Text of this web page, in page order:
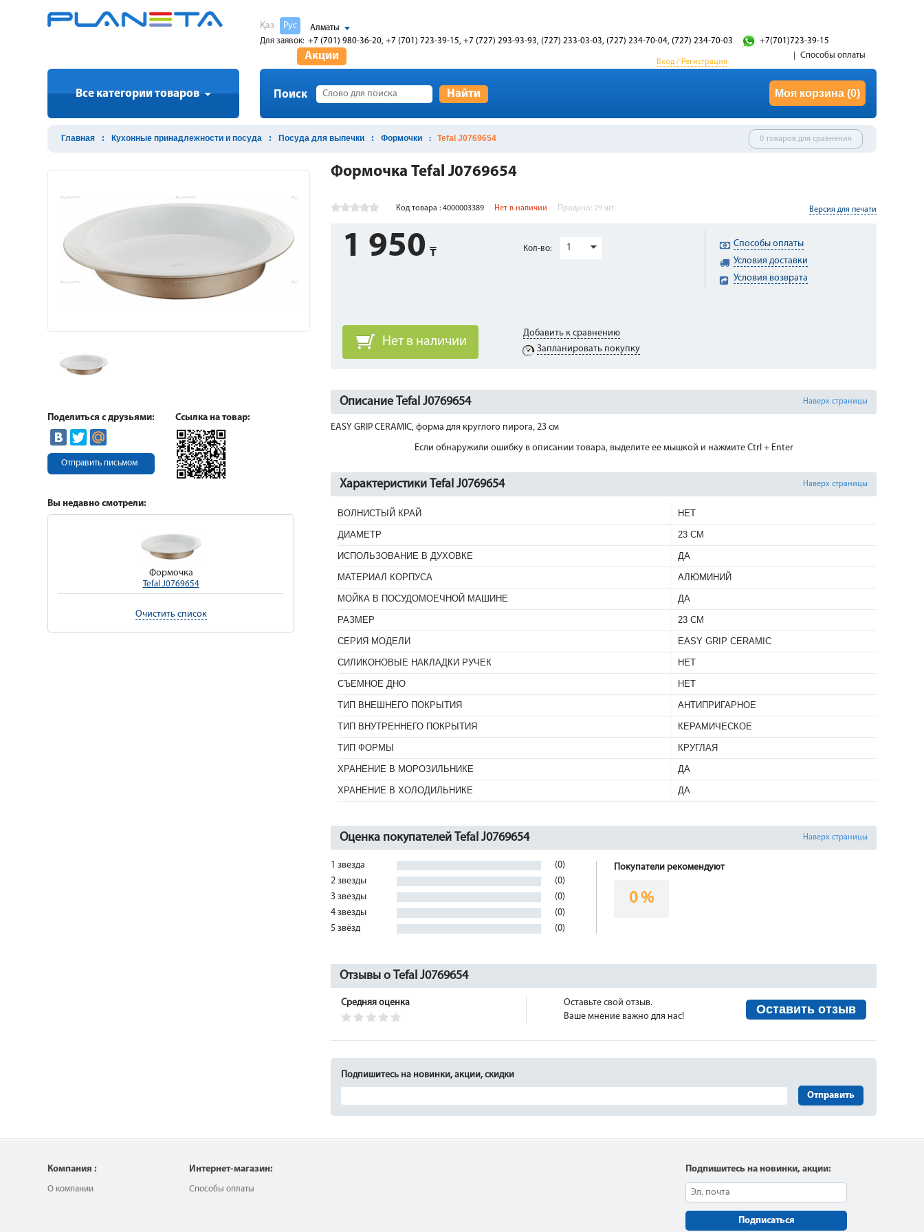
Қаз Рус
Алматы
Для заявок: +7 (701) 980-36-20, +7 (701) 723-39-15, +7 (727) 293-93-93, (727) 233-03-03, (727) 234-70-04, (727) 234-70-03 +7(701)723-39-15
Вход / Регистрация
Акции Способы оплаты
Все категории товаров Поиск Найти Моя корзина (0)
Главная Кухонные принадлежности и посуда Посуда для выпечки Формочки Tefal J0769654 0 товаров для сравнения
Поделиться с друзьями:
Отправить письмом
Ссылка на товар:
Вы недавно смотрели:
Формочка
Tefal J0769654
Очистить список
Формочка Tefal J0769654
Код товара : 4000003389 Нет в наличии Продано: 29 шт Версия для печати
1 950
Нет в наличии
Кол-во: 1
Добавить к сравнению
Запланировать покупку
Способы оплаты
Условия доставки
Условия возврата
Описание Tefal J0769654 Наверх страницы
EASY GRIP CERAMIC, форма для круглого пирога, 23 см
Если обнаружили ошибку в описании товара, выделите ее мышкой и нажмите Ctrl + Enter
Характеристики Tefal J0769654 Наверх страницы
ВОЛНИСТЫЙ КРАЙ НЕТ
ДИАМЕТР 23 СМ
ИСПОЛЬЗОВАНИЕ В ДУХОВКЕ ДА
МАТЕРИАЛ КОРПУСА АЛЮМИНИЙ
МОЙКА В ПОСУДОМОЕЧНОЙ МАШИНЕ ДА
РАЗМЕР 23 СМ
СЕРИЯ МОДЕЛИ EASY GRIP CERAMIC
СИЛИКОНОВЫЕ НАКЛАДКИ РУЧЕК НЕТ
СЪЕМНОЕ ДНО НЕТ
ТИП ВНЕШНЕГО ПОКРЫТИЯ АНТИПРИГАРНОЕ
ТИП ВНУТРЕННЕГО ПОКРЫТИЯ КЕРАМИЧЕСКОЕ
ТИП ФОРМЫ КРУГЛАЯ
ХРАНЕНИЕ В МОРОЗИЛЬНИКЕ ДА
ХРАНЕНИЕ В ХОЛОДИЛЬНИКЕ ДА
Оценка покупателей Tefal J0769654 Наверх страницы
1 звезда
(0)
2 звезды
(0)
3 звезды
(0)
4 звезды
(0)
5 звёзд
(0)
Покупатели рекомендуют
0 %
Отзывы о Tefal J0769654
Средняя оценка
Оставьте свой отзыв.
Ваше мнение важно для нас!
Оставить отзыв
Подпишитесь на новинки, акции, скидки
Отправить
Компания :
О компании
Интернет-магазин:
Способы оплаты
Подпишитесь на новинки, акции:
Подписаться